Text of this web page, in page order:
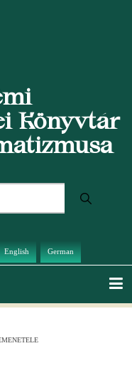
Könyvtár
English German